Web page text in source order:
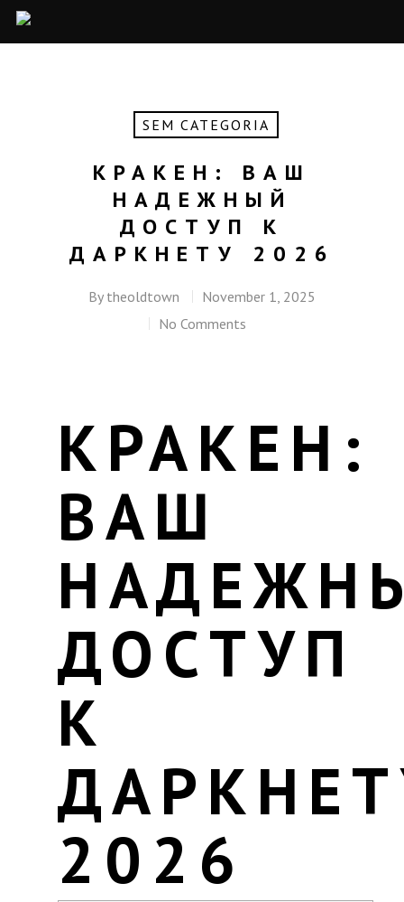
SEM CATEGORIA
КРАКЕН: ВАШ
НАДЕЖНЫЙ
ДОСТУП К
ДАРКНЕТУ 2026
By theoldtown
November 1, 2025
No Comments
КРАКЕН:
ВАШ
ДОСТУП
К
2026